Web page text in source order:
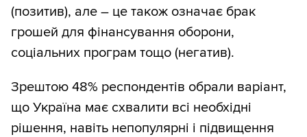
(позитив), але – це також означає брак
грошей для фінансування оборони,
соціальних програм тощо (негатив).
Зрештою 48% респондентів обрали варіант,
що Україна має схвалити всі необхідні
рішення, навіть непопулярні і підвищення